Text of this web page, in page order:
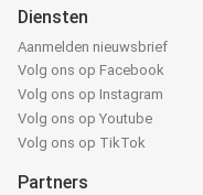
Diensten
Aanmelden nieuwsbrief
Volg ons op Facebook
Volg ons op Instagram
Volg ons op Youtube
Volg ons op TikTok
Partners